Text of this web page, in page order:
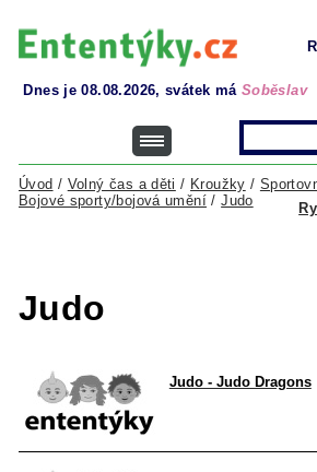
Dnes je 08.08.2026, svátek má Soběslav
Úvod / Volný čas a děti / Kroužky /
Bojové sporty/bojová umění/Judo
Judo
Judo - Judo Dragons